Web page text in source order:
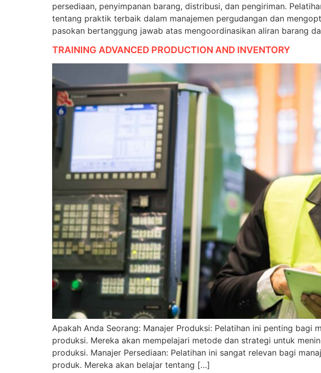
persediaan, penyimpanan barang, distribusi, dan pengiriman.
tentang praktik terbaik dalam manajemen pergudangan dan
pasokan bertanggung jawab atas mengoordinasikan aliran barang
TRAINING ADVANCED PRODUCTION AND INVENTORY
Apakah Anda Seorang: Manajer Produksi: Pelatihan ini penting
produksi. Mereka akan mempelajari metode dan strategi untuk
produksi. Manajer Persediaan: Pelatihan ini sangat relevan bagi
produk. Mereka akan belajar tentang […]